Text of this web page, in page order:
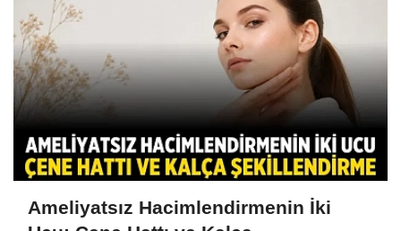
Ameliyatsız Hacimlendirmenin İki